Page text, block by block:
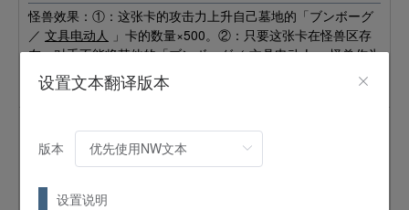
怪兽效果：①：这张卡的攻击力上升自己墓地的「ブンボーグ
／ 文具电动人 」卡的数量×500。②：只要这张卡在怪兽区存
在，对手不能将其他的「ブンボーグ／文具电动人 」怪兽作为
攻击对象。③：这张卡攻击守备表示怪兽的场合，给予其攻击
力超过那个守备力的数值的战斗伤害。
卡通龙破坏之剑士
①：这张卡的攻击力上升对手的场上、墓地的龙族怪兽数量
设置文本翻译版本
版本
设置说明